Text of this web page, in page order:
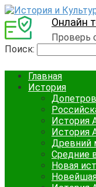
Онлайн
Проверь
Поиск:
Главная
История
История
История
Древний
Средние
Новая